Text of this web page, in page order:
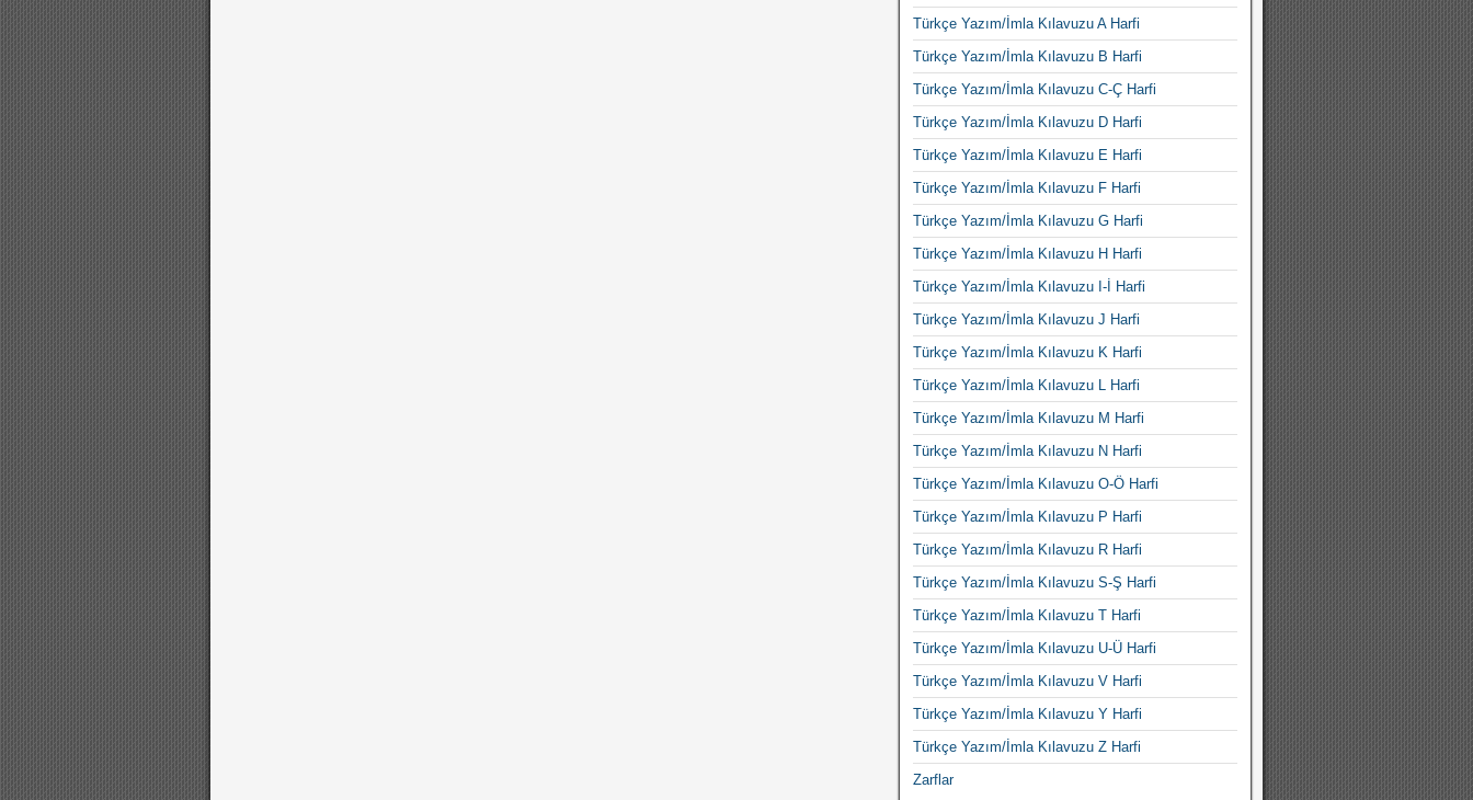
Türkçe Yazım/İmla Kılavuzu A Harfi
Türkçe Yazım/İmla Kılavuzu B Harfi
Türkçe Yazım/İmla Kılavuzu C-Ç Harfi
Türkçe Yazım/İmla Kılavuzu D Harfi
Türkçe Yazım/İmla Kılavuzu E Harfi
Türkçe Yazım/İmla Kılavuzu F Harfi
Türkçe Yazım/İmla Kılavuzu G Harfi
Türkçe Yazım/İmla Kılavuzu H Harfi
Türkçe Yazım/İmla Kılavuzu I-İ Harfi
Türkçe Yazım/İmla Kılavuzu J Harfi
Türkçe Yazım/İmla Kılavuzu K Harfi
Türkçe Yazım/İmla Kılavuzu L Harfi
Türkçe Yazım/İmla Kılavuzu M Harfi
Türkçe Yazım/İmla Kılavuzu N Harfi
Türkçe Yazım/İmla Kılavuzu O-Ö Harfi
Türkçe Yazım/İmla Kılavuzu P Harfi
Türkçe Yazım/İmla Kılavuzu R Harfi
Türkçe Yazım/İmla Kılavuzu S-Ş Harfi
Türkçe Yazım/İmla Kılavuzu T Harfi
Türkçe Yazım/İmla Kılavuzu U-Ü Harfi
Türkçe Yazım/İmla Kılavuzu V Harfi
Türkçe Yazım/İmla Kılavuzu Y Harfi
Türkçe Yazım/İmla Kılavuzu Z Harfi
Zarflar